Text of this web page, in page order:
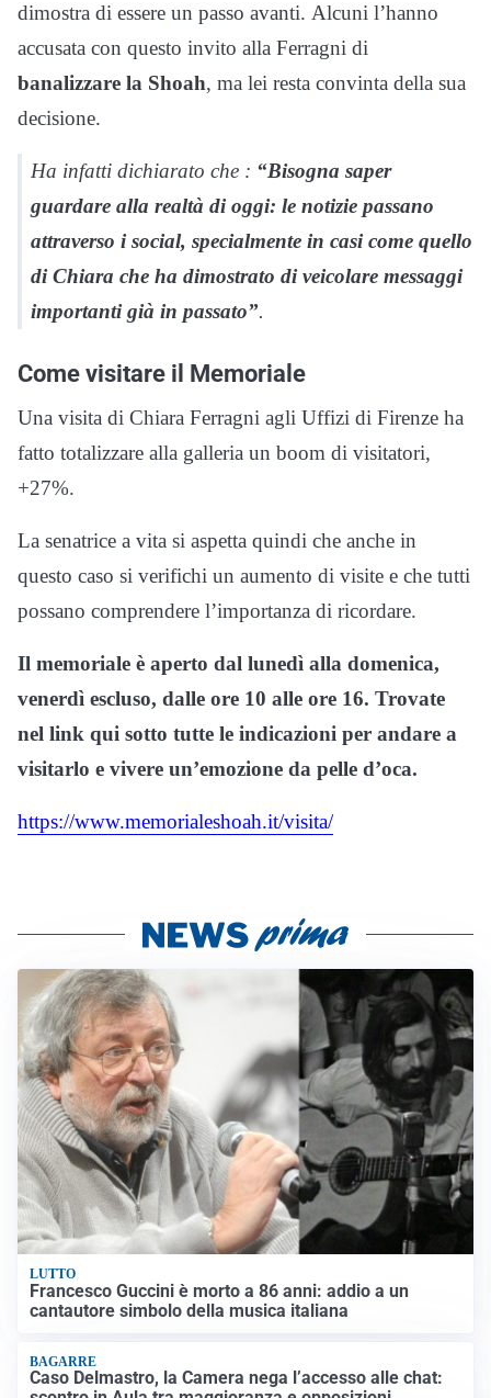
dimostra di essere un passo avanti. Alcuni l’hanno
accusata con questo invito alla Ferragni di
banalizzare la Shoah, ma lei resta convinta della sua
decisione.
Ha infatti dichiarato che : “Bisogna saper
guardare alla realtà di oggi: le notizie passano
attraverso i social, specialmente in casi come quello
di Chiara che ha dimostrato di veicolare messaggi
importanti già in passato”.
Come visitare il Memoriale
Una visita di Chiara Ferragni agli Uffizi di Firenze ha
fatto totalizzare alla galleria un boom di visitatori,
+27%.
La senatrice a vita si aspetta quindi che anche in
questo caso si verifichi un aumento di visite e che tutti
possano comprendere l’importanza di ricordare.
Il memoriale è aperto dal lunedì alla domenica,
venerdì escluso, dalle ore 10 alle ore 16. Trovate
nel link qui sotto tutte le indicazioni per andare a
visitarlo e vivere un’emozione da pelle d’oca.
https://www.memorialeshoah.it/visita/
LUTTO
Francesco Guccini è morto a 86 anni: addio a un
cantautore simbolo della musica italiana
BAGARRE
Caso Delmastro, la Camera nega l’accesso alle chat: